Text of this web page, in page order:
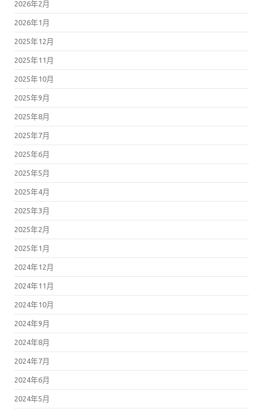
2026年2月
2026年1月
2025年12月
2025年11月
2025年10月
2025年9月
2025年8月
2025年7月
2025年6月
2025年5月
2025年4月
2025年3月
2025年2月
2025年1月
2024年12月
2024年11月
2024年10月
2024年9月
2024年8月
2024年7月
2024年6月
2024年5月